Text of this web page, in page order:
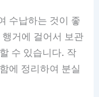
수납하는 것이 좋
거에 걸어서 보관
수 있습니다. 작
에 정리하여 분실